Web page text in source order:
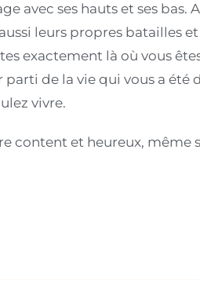
avec ses hauts et ses bas.
leurs propres batailles
exactement là où vous
de la vie qui vous a été
vivre.
content et heureux, même